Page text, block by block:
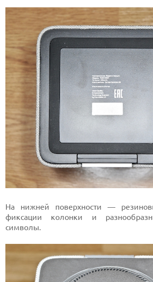
На нижней поверхности —
фиксации колонки и
символы.